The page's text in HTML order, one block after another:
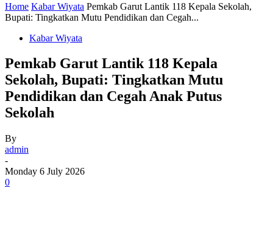
Home Kabar Wiyata Pemkab Garut Lantik 118 Kepala Sekolah,
Bupati: Tingkatkan Mutu Pendidikan dan Cegah...
Kabar Wiyata
Pemkab Garut Lantik 118 Kepala
Sekolah, Bupati: Tingkatkan Mutu
Pendidikan dan Cegah Anak Putus
Sekolah
By
admin
-
Monday 6 July 2026
0